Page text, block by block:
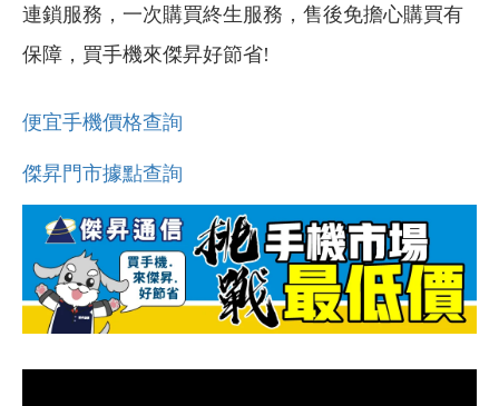
連鎖服務，一次購買終生服務，售後免擔心購買有
保障，買手機來傑昇好節省!
便宜手機價格查詢
傑昇門市據點查詢